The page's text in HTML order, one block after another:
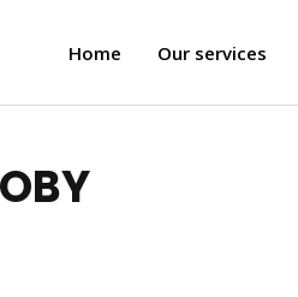
Home Our services